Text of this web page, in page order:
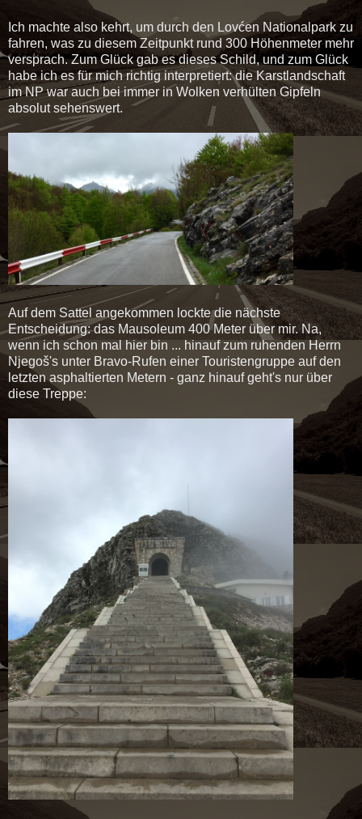
Ich machte also kehrt, um durch den Lovćen Nationalpark zu
fahren, was zu diesem Zeitpunkt rund 300 Höhenmeter mehr
versprach. Zum Glück gab es dieses Schild, und zum Glück
habe ich es für mich richtig interpretiert: die Karstlandschaft
im NP war auch bei immer in Wolken verhülten Gipfeln
absolut sehenswert.
Auf dem Sattel angekommen lockte die nächste
Entscheidung: das Mausoleum 400 Meter über mir. Na,
wenn ich schon mal hier bin ... hinauf zum ruhenden Herrn
Njegoš's unter Bravo-Rufen einer Touristengruppe auf den
letzten asphaltierten Metern - ganz hinauf geht's nur über
diese Treppe: